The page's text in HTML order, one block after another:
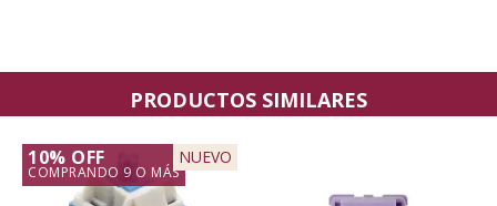
PRODUCTOS SIMILARES
10% OFF
COMPRANDO 9 O MÁS
NUEVO